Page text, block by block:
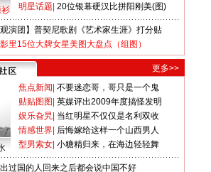
明星话题 20位银幕硬汉比拼阳刚美(图)
观演团】普契尼歌剧《艺术家生涯》打分贴
里15位大牌女星美图大盘点（组图）
更多>>
焦点新闻 不要迷恋哥，哥只是一个鬼
贴贴图图 英媒评出2009年度搞怪发明
娱乐旮旯 当红明星不仅仅是名利双收
情感世界 后悔嫁给这样一个山西男人
型男索女 小糖精归来，在海边轻轻舞
过国的人回来之后都会说中国不好